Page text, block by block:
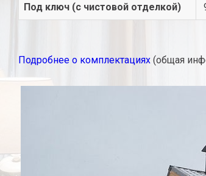
Под ключ (с чистовой отделкой)
Подробнее о комплектациях (общая